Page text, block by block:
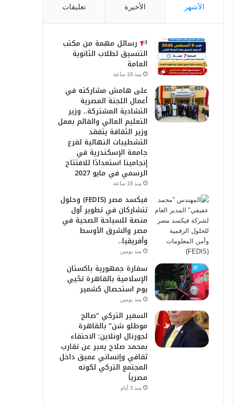
الأشهر الأخيرة تعليقات
رسائل مهمة من مكتب
التنسيق لطلاب الثانوية
العامة
منذ 18 ساعة
على هامش مشاركته في
أعمال اللجنة المصرية
التشادية المشتركة.. وزير
التعليم العالي والقائم بعمل
وزير الثقافة يتفقد
التشطيبات النهائية لفرع
جامعة الإسكندرية في
إنجامينا استعدادًا للافتتاح
الرسمي في مايو 2027
منذ 18 ساعة
فيكسد مصر (FEDIS) وحلول
تتشاركان في تطوير أول
منصة للسياحة الصحية في
مصر والشرق الأوسط
وأفريقيا..
منذ يومين
سفارة جمهورية باكستان
الإسلامية بالقاهرة تحُيي
يوم استحصال كشمير
منذ يومين
السفير التركي “صالح
موطلو شن” بالقاهرة
لجورنال اونلاين: الاحتفاء
بمحمد صلاح يعبر عن تقارب
ثقافي وإنساني عميق داخل
المجتمع التركي لكونه
مصرياً
منذ 3 أيام